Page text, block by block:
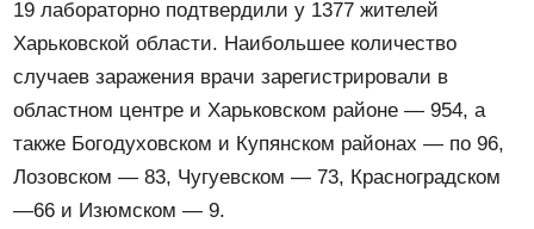
19 лабораторно подтвердили у 1377 жителей
Харьковской области. Наибольшее количество
случаев заражения врачи зарегистрировали в
областном центре и Харьковском районе — 954, а
также Богодуховском и Купянском районах — по 96,
Лозовском — 83, Чугуевском — 73, Красноградском
—66 и Изюмском — 9.